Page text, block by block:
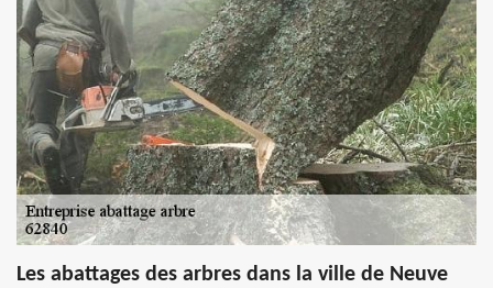
Les abattages des arbres dans la ville de Neuve